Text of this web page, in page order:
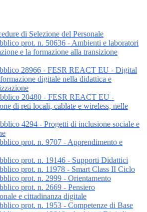
di Selezione del Personale
prot. n. 50636 - Ambienti e laboratori
e la formazione alla transizione
28966 - FESR REACT EU - Digital
digitale nella didattica e
20480 - FESR REACT EU -
di reti locali, cablate e wireless, nelle
4294 - Progetti di inclusione sociale e
prot. n. 9707 - Apprendimento e
prot. n. 19146 - Supporti Didattici
prot. n. 11978 - Smart Class II Ciclo
prot. n. 2999 - Orientamento
prot. n. 2669 - Pensiero
e cittadinanza digitale
prot. n. 1953 - Competenze di Base